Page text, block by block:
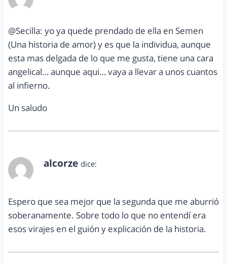
@Secilla: yo ya quede prendado de ella en Semen
(Una historia de amor) y es que la individua, aunque
esta mas delgada de lo que me gusta, tiene una cara
angelical… aunque aqui… vaya a llevar a unos cuantos
al infierno.
Un saludo
alcorze dice:
Espero que sea mejor que la segunda que me aburrió
soberanamente. Sobre todo lo que no entendí era
esos virajes en el guión y explicación de la historia.